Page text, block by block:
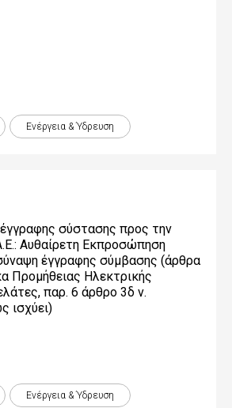
Ενέργεια & Ύδρευση
σύστασης προς την
Αυθαίρετη Εκπροσώπηση
έγγραφης σύμβασης (άρθρα
Προμήθειας Ηλεκτρικής
παρ. 6 άρθρο 3δ ν.
ισχύει)
Ενέργεια & Ύδρευση